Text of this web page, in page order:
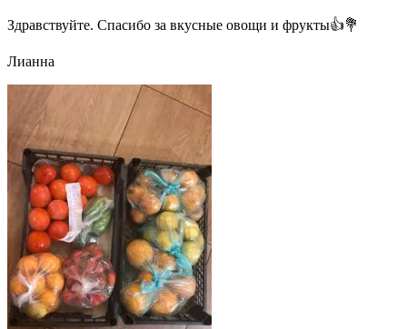
Здравствуйте. Спасибо за вкусные овощи и фрукты👍💐
Лианна